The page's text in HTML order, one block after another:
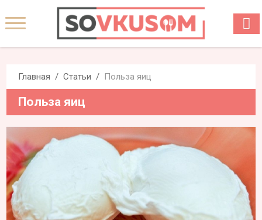
Главная Статьи Польза яиц
Польза яиц